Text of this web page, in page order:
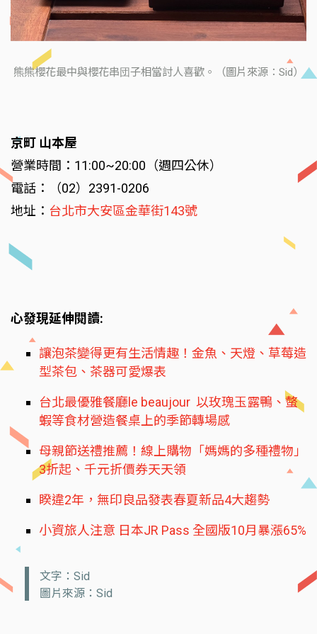
熊熊櫻花最中與櫻花串団子相當討人喜歡。（圖片來源：Sid）
京町 山本屋
營業時間：11:00~20:00（週四公休）
電話：（02）2391-0206
地址： 台北市大安區金華街143號
心發現延伸閱讀:
讓泡茶變得更有生活情趣！金魚、天燈、草莓造
型茶包、茶器可愛爆表
台北最優雅餐廳le beaujour 以玫瑰玉露鴨、螫
蝦等食材營造餐桌上的季節轉場感
母親節送禮推薦！線上購物「媽媽的多種禮物」
3折起、千元折價券天天領
睽違2年，無印良品發表春夏新品4大趨勢
小資旅人注意 日本JR Pass 全國版10月暴漲65%
文字：Sid
圖片來源：Sid